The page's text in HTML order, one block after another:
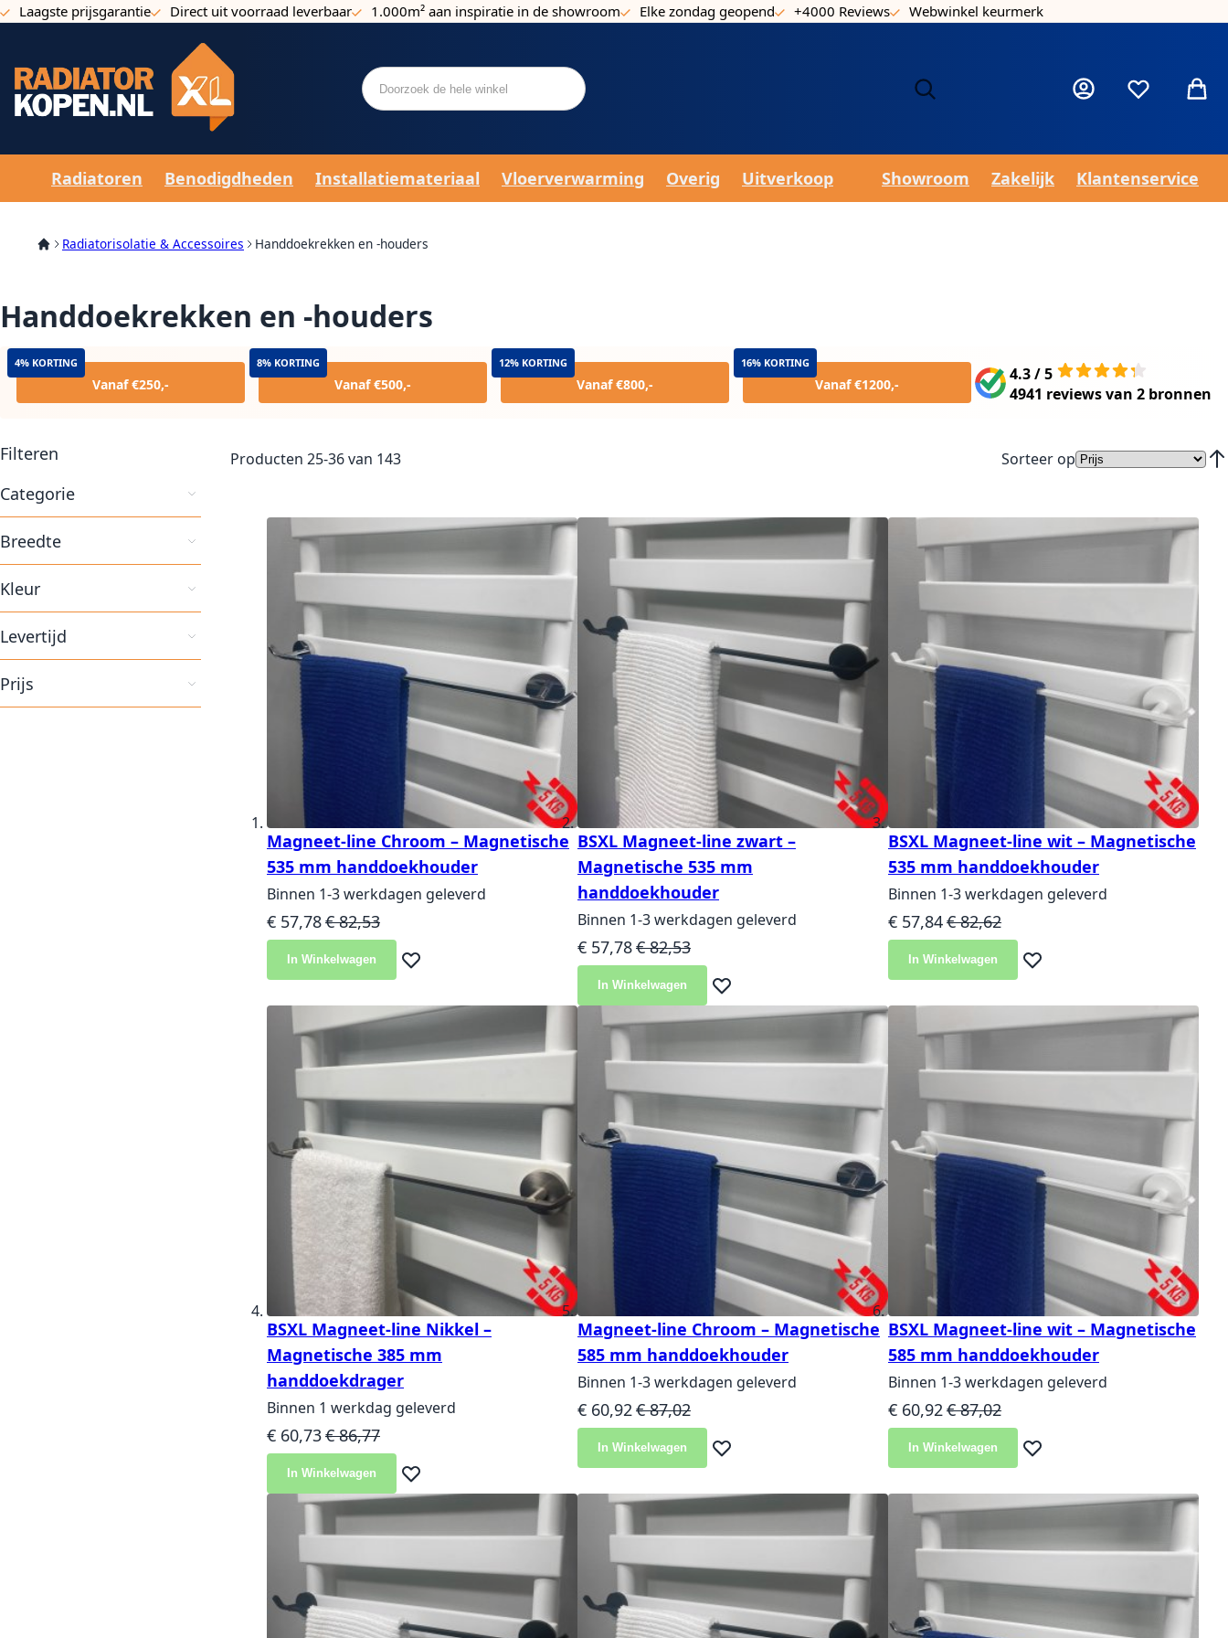
Ga naar de inhoud
Laagste prijsgarantie Direct uit voorraad leverbaar 1.000m² aan inspiratie in de showroom Elke zondag geopend +4000 Reviews Webwinkel keurmerk
Mijn accountVerlanglijst
Radiatoren Benodigdheden Installatiemateriaal Vloerverwarming Overig Uitverkoop Showroom Zakelijk Klantenservice
Radiatorisolatie & Accessoires Handdoekrekken en -houders
Handdoekrekken en -houders
4% KORTING
Vanaf €250,-
8% KORTING
Vanaf €500,-
12% KORTING
Vanaf €800,-
16% KORTING
Vanaf €1200,-
4.3 / 5
4941 reviewsvan 2 bronnen
Filteren
Categorie
Breedte
Kleur
Levertijd
Prijs
Producten 25-36van 143
Sorteer op
Magneet-line Chroom – Magnetische
535 mm handdoekhouder
Binnen 1-3 werkdagen geleverd
Speciale prijs
€ 57,78Normale prijs
€ 82,53
In Winkelwagen Voeg toe aan verlanglijst
BSXL Magneet-line zwart –
Magnetische 535 mm
handdoekhouder
Binnen 1-3 werkdagen geleverd
Speciale prijs
€ 57,78Normale prijs
€ 82,53
In Winkelwagen Voeg toe aan verlanglijst
BSXL Magneet-line wit – Magnetische
535 mm handdoekhouder
Binnen 1-3 werkdagen geleverd
Speciale prijs
€ 57,84Normale prijs
€ 82,62
In Winkelwagen Voeg toe aan verlanglijst
BSXL Magneet-line Nikkel –
Magnetische 385 mm
handdoekdrager
Binnen 1 werkdag geleverd
Speciale prijs
€ 60,73Normale prijs
€ 86,77
In Winkelwagen Voeg toe aan verlanglijst
Magneet-line Chroom – Magnetische
585 mm handdoekhouder
Binnen 1-3 werkdagen geleverd
Speciale prijs
€ 60,92Normale prijs
€ 87,02
In Winkelwagen Voeg toe aan verlanglijst
BSXL Magneet-line wit – Magnetische
585 mm handdoekhouder
Binnen 1-3 werkdagen geleverd
Speciale prijs
€ 60,92Normale prijs
€ 87,02
In Winkelwagen Voeg toe aan verlanglijst